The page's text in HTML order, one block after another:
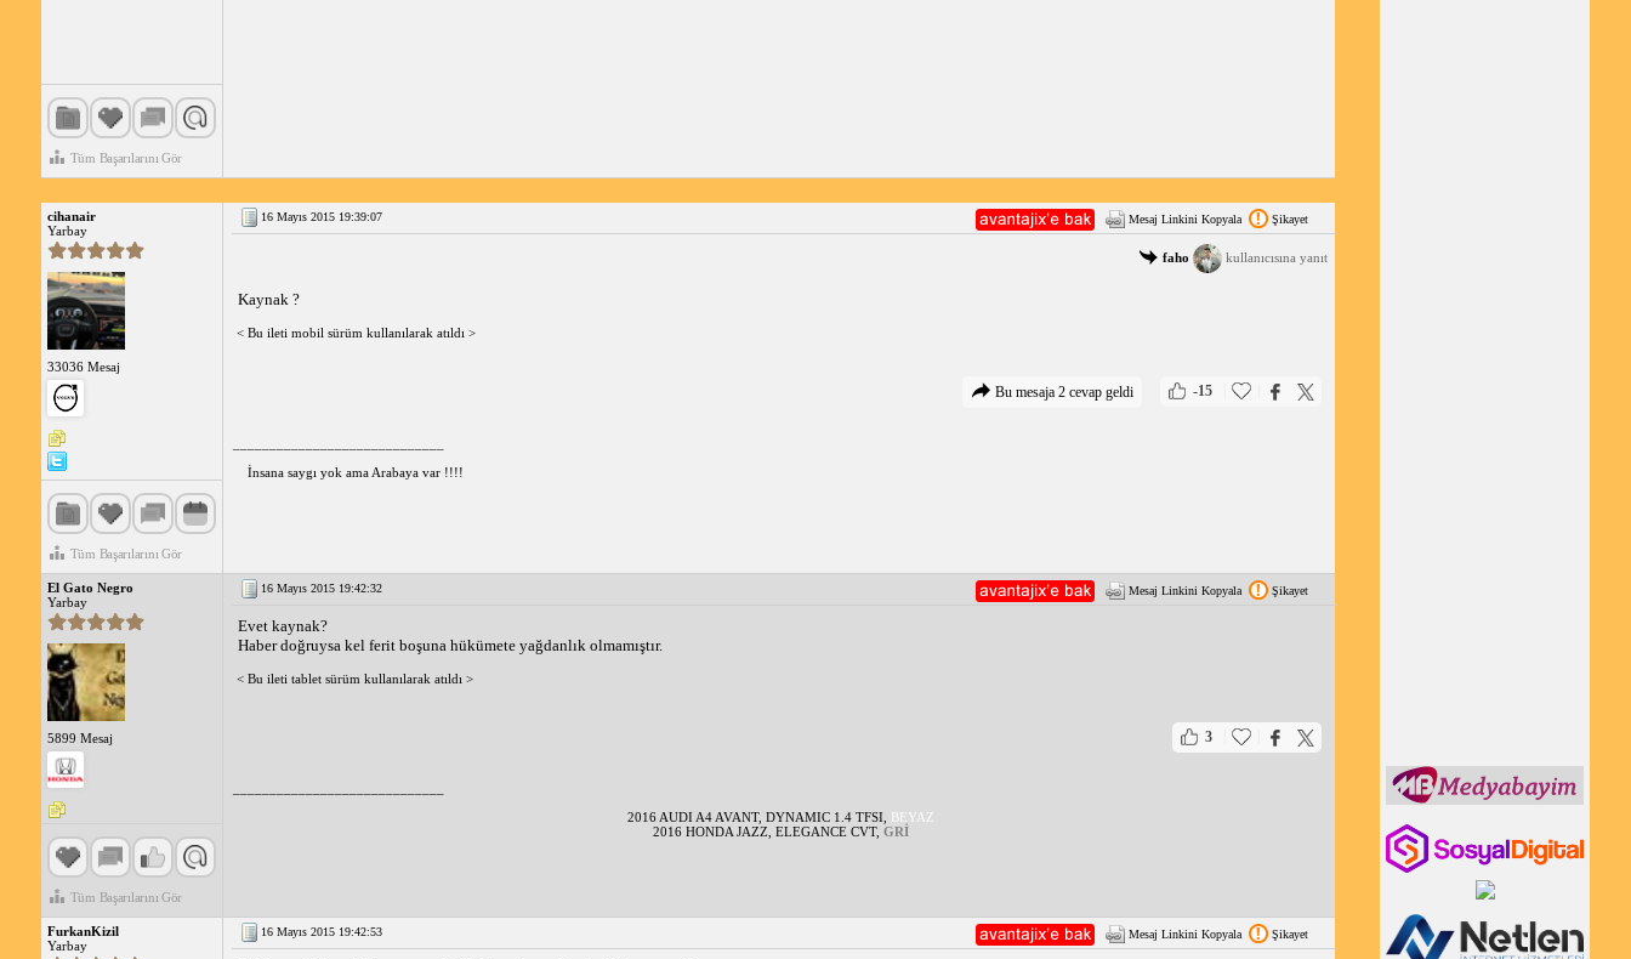
Tüm Başarılarını Gör
cihanair
Yarbay
33036 Mesaj
Tüm Başarılarını Gör
16 Mayıs 2015 19:39:07 Mesaj Linkini Kopyala Şikayet
faho kullanıcısına yanıt
Kaynak ?
< Bu ileti mobil sürüm kullanılarak atıldı >
-15
Bu mesaja 2 cevap geldi
İnsana saygı yok ama Arabaya var !!!!
El Gato Negro
Yarbay
5899 Mesaj
Tüm Başarılarını Gör
16 Mayıs 2015 19:42:32 Mesaj Linkini Kopyala Şikayet
Evet kaynak?
Haber doğruysa kel ferit boşuna hükümete yağdanlık olmamıştır.
< Bu ileti tablet sürüm kullanılarak atıldı >
3
2016 AUDI A4 AVANT, DYNAMIC 1.4 TFSI, BEYAZ
2016 HONDA JAZZ, ELEGANCE CVT,GRİ
FurkanKizil
Yarbay
16 Mayıs 2015 19:42:53 Mesaj Linkini Kopyala Şikayet